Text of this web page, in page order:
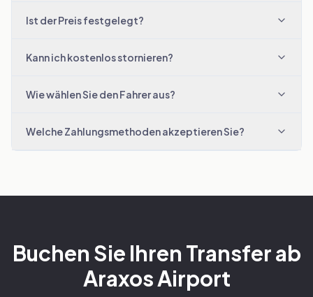
Ist der Preis festgelegt?
Kann ich kostenlos stornieren?
Wie wählen Sie den Fahrer aus?
Welche Zahlungsmethoden akzeptieren Sie?
Buchen Sie Ihren Transfer ab
Araxos Airport